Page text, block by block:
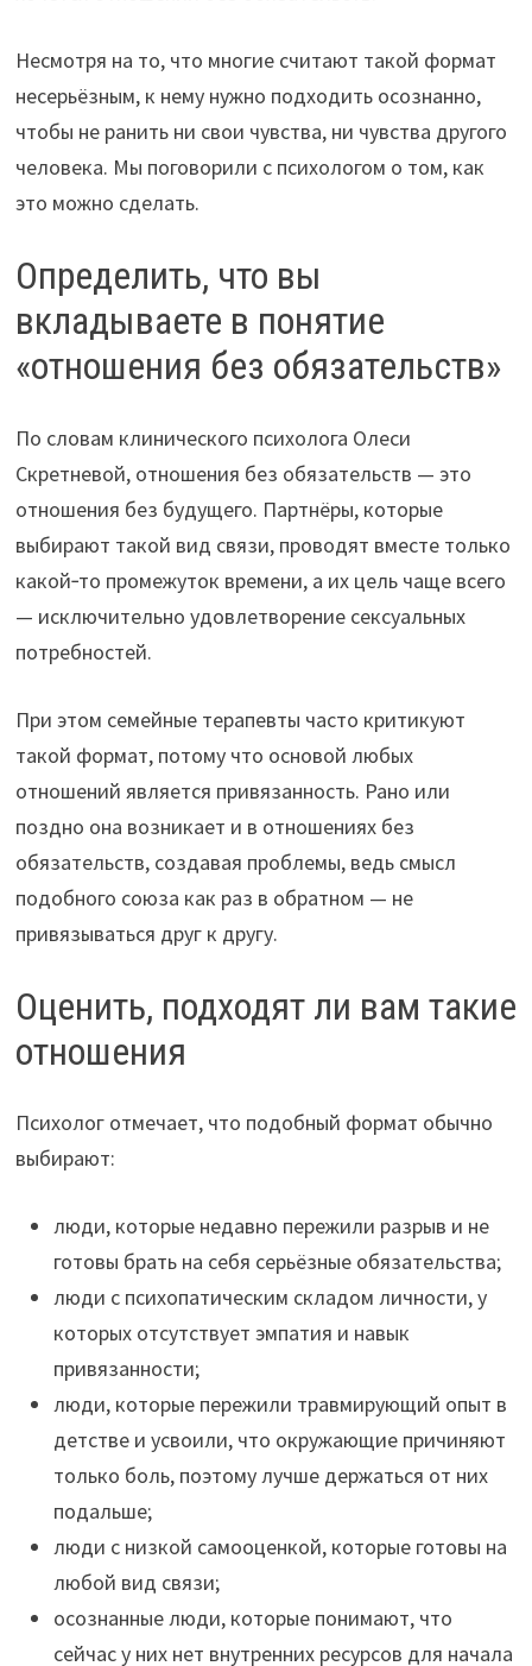
Несмотря на то, что многие считают такой формат
несерьёзным, к нему нужно подходить осознанно,
чтобы не ранить ни свои чувства, ни чувства другого
человека. Мы поговорили с психологом о том, как
это можно сделать.
Определить, что вы
вкладываете в понятие
«отношения без обязательств»
По словам клинического психолога Олеси
Скретневой, отношения без обязательств — это
отношения без будущего. Партнёры, которые
выбирают такой вид связи, проводят вместе только
какой‑то промежуток времени, а их цель чаще всего
— исключительно удовлетворение сексуальных
потребностей.
При этом семейные терапевты часто критикуют
такой формат, потому что основой любых
отношений является привязанность. Рано или
поздно она возникает и в отношениях без
обязательств, создавая проблемы, ведь смысл
подобного союза как раз в обратном — не
привязываться друг к другу.
Оценить, подходят ли вам такие
отношения
Психолог отмечает, что подобный формат обычно
выбирают:
люди, которые недавно пережили разрыв и не
готовы брать на себя серьёзные обязательства;
люди с психопатическим складом личности, у
которых отсутствует эмпатия и навык
привязанности;
люди, которые пережили травмирующий опыт в
детстве и усвоили, что окружающие причиняют
только боль, поэтому лучше держаться от них
подальше;
люди с низкой самооценкой, которые готовы на
любой вид связи;
осознанные люди, которые понимают, что
сейчас у них нет внутренних ресурсов для начала